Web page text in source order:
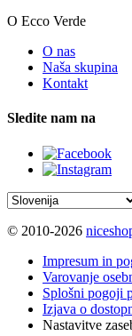
O Ecco Verde
O nas
Naša skupina
Kontakt
Sledite nam na
© 2010-2026
Impresum in
Varovanje
Splošni pogoji
Izjava o
Nastavitve